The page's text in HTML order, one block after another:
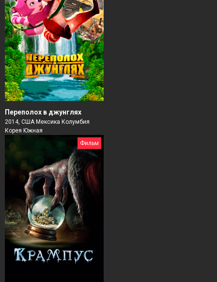
Переполох в джунглях
2014, США Мексика Колумбия
Корея Южная
Фильм